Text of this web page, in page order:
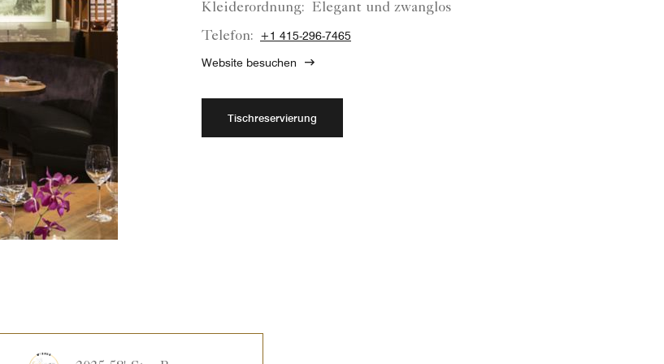
Kleiderordnung:
Elegant und zwanglos
Telefon:
+1 415-296-7465
Website besuchen
Tischreservierung